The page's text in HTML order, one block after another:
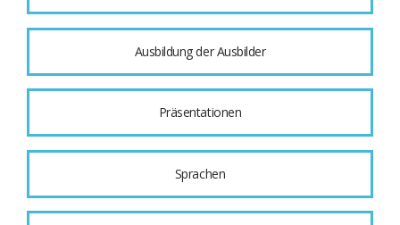
Ausbildung der Ausbilder
Präsentationen
Sprachen